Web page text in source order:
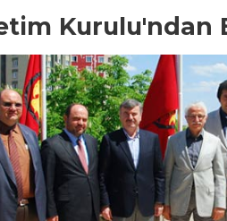
Kurulu'ndan